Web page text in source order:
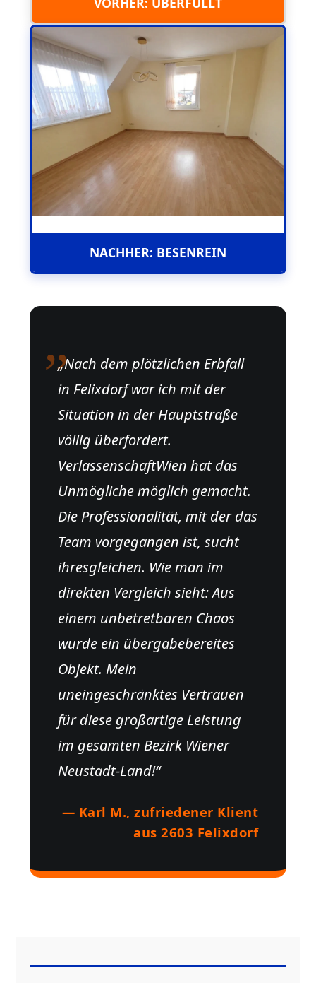
NACHHER: BESENREIN
„„Nach dem plötzlichen Erbfall
in Felixdorf war ich mit der
Situation in der Hauptstraße
völlig überfordert.
VerlassenschaftWien hat das
Unmögliche möglich gemacht.
Die Professionalität, mit der das
Team vorgegangen ist, sucht
ihresgleichen. Wie man im
direkten Vergleich sieht: Aus
einem unbetretbaren Chaos
wurde ein übergabebereites
Objekt. Mein
uneingeschränktes Vertrauen
für diese großartige Leistung
im gesamten Bezirk Wiener
Neustadt-Land!“
— Karl M., zufriedener Klient
aus 2603 Felixdorf